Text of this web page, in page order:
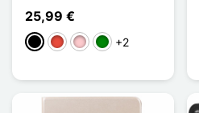
25,99 €
Schwarz
Rot PinkGrün+2